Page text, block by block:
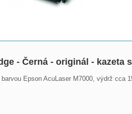
- Černá - originál - kazeta
Epson AcuLaser M7000, výdrž cca